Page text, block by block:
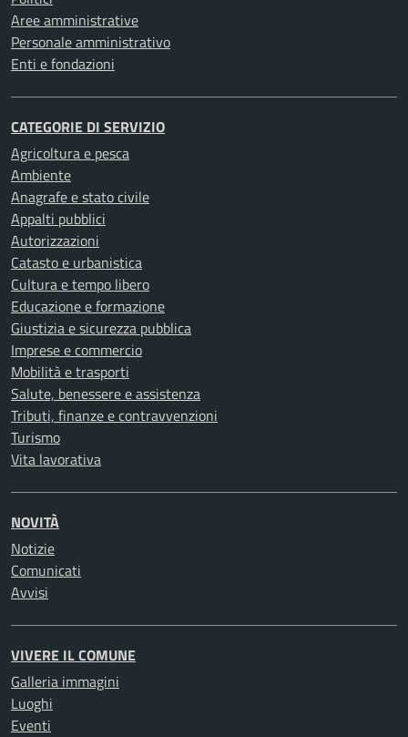
Aree amministrative
Personale amministrativo
Enti e fondazioni
CATEGORIE DI SERVIZIO
Agricoltura e pesca
Ambiente
Anagrafe e stato civile
Appalti pubblici
Autorizzazioni
Catasto e urbanistica
Cultura e tempo libero
Educazione e formazione
Giustizia e sicurezza pubblica
Imprese e commercio
Mobilità e trasporti
Salute, benessere e assistenza
Tributi, finanze e contravvenzioni
Turismo
Vita lavorativa
NOVITÀ
Notizie
Comunicati
Avvisi
VIVERE IL COMUNE
Galleria immagini
Luoghi
Eventi